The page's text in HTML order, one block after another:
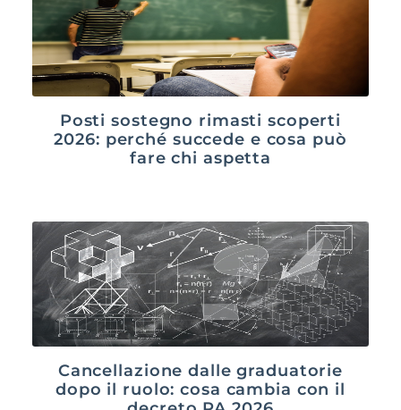
Posti sostegno rimasti scoperti
2026: perché succede e cosa può
fare chi aspetta
Cancellazione dalle graduatorie
dopo il ruolo: cosa cambia con il